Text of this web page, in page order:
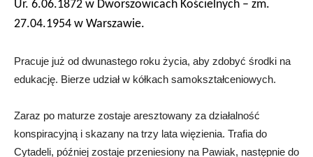
Ur. 6.06.1872 w Dworszowicach Kościelnych – zm.
27.04.1954 w Warszawie.
Pracuje już od dwunastego roku życia, aby zdobyć środki na
edukację. Bierze udział w kółkach samokształceniowych.
Zaraz po maturze zostaje aresztowany za działalność
konspiracyjną i skazany na trzy lata więzienia. Trafia do
Cytadeli, później zostaje przeniesiony na Pawiak, następnie do